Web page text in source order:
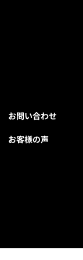
お問い合わせ
お客様の声